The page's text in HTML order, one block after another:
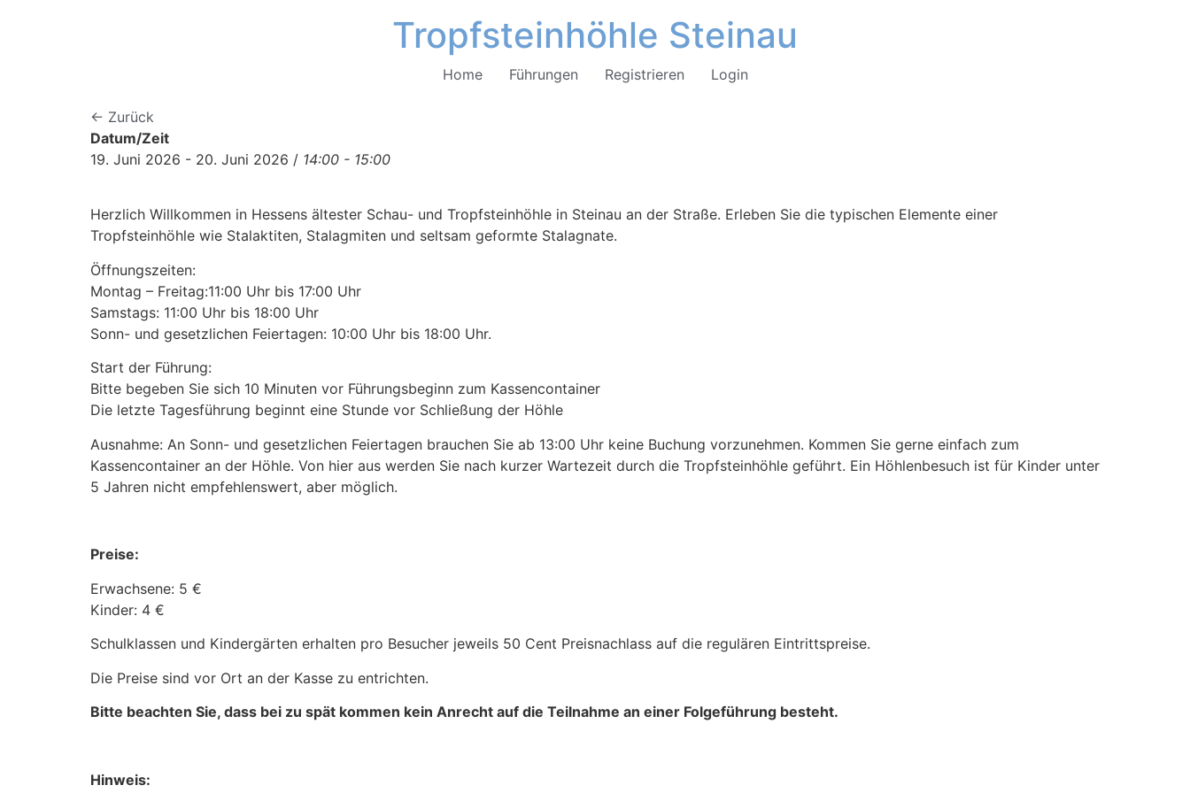
Tropfsteinhöhle Steinau
Home Führungen Registrieren Login
← Zurück
Datum/Zeit
19. Juni 2026 - 20. Juni 2026 / 14:00 - 15:00
Herzlich Willkommen in Hessens ältester Schau- und Tropfsteinhöhle in Steinau an der Straße. Erleben Sie die typischen Elemente einer
Tropfsteinhöhle wie Stalaktiten, Stalagmiten und seltsam geformte Stalagnate.
Öffnungszeiten:
Montag – Freitag:11:00 Uhr bis 17:00 Uhr
Samstags: 11:00 Uhr bis 18:00 Uhr
Sonn- und gesetzlichen Feiertagen: 10:00 Uhr bis 18:00 Uhr.
Start der Führung:
Bitte begeben Sie sich 10 Minuten vor Führungsbeginn zum Kassencontainer
Die letzte Tagesführung beginnt eine Stunde vor Schließung der Höhle
Ausnahme: An Sonn- und gesetzlichen Feiertagen brauchen Sie ab 13:00 Uhr keine Buchung vorzunehmen. Kommen Sie gerne einfach zum
Kassencontainer an der Höhle. Von hier aus werden Sie nach kurzer Wartezeit durch die Tropfsteinhöhle geführt. Ein Höhlenbesuch ist für Kinder unter
5 Jahren nicht empfehlenswert, aber möglich.
Preise:
Erwachsene: 5 €
Kinder: 4 €
Schulklassen und Kindergärten erhalten pro Besucher jeweils 50 Cent Preisnachlass auf die regulären Eintrittspreise.
Die Preise sind vor Ort an der Kasse zu entrichten.
Bitte beachten Sie, dass bei zu spät kommen kein Anrecht auf die Teilnahme an einer Folgeführung besteht.
Hinweis: